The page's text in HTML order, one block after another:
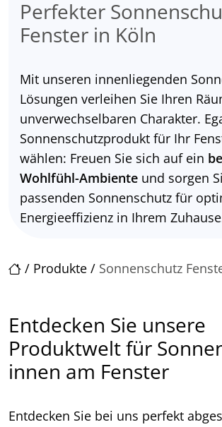
/ Produkte / Sonnenschutz
Perfekter
Fenster in Köln
Mit unseren innenliegenden
Lösungen verleihen Sie Ihren
unverwechselbaren Charakter.
Sonnenschutzprodukt für Ihr
wählen: Freuen Sie sich auf ein
Wohlfühl-Ambiente und sorgen
passenden Sonnenschutz für
Energieeffizienz in Ihrem
Entdecken Sie unsere
Produktwelt für
innen am Fenster
Entdecken Sie bei uns perfekt